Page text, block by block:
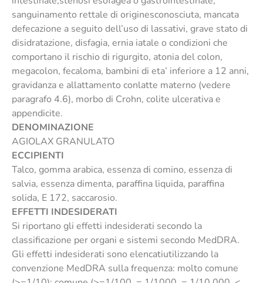
sanguinamento rettale di originesconosciuta, mancata
defecazione a seguito dell’uso di lassativi, grave stato di
disidratazione, disfagia, ernia iatale o condizioni che
comportano il rischio di rigurgito, atonia del colon,
megacolon, fecaloma, bambini di eta’ inferiore a 12 anni,
gravidanza e allattamento conlatte materno (vedere
paragrafo 4.6), morbo di Crohn, colite ulcerativa e
appendicite.
DENOMINAZIONE
AGIOLAX GRANULATO
ECCIPIENTI
Talco, gomma arabica, essenza di comino, essenza di
salvia, essenza dimenta, paraffina liquida, paraffina
solida, E 172, saccarosio.
EFFETTI INDESIDERATI
Si riportano gli effetti indesiderati secondo la
classificazione per organi e sistemi secondo MedDRA.
Gli effetti indesiderati sono elencatiutilizzando la
convenzione MedDRA sulla frequenza: molto comune